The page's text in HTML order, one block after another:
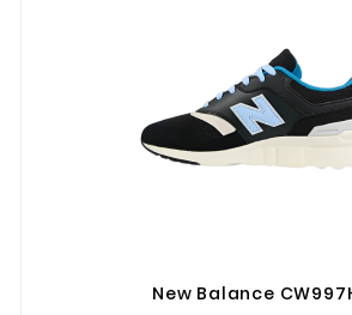
New Balance